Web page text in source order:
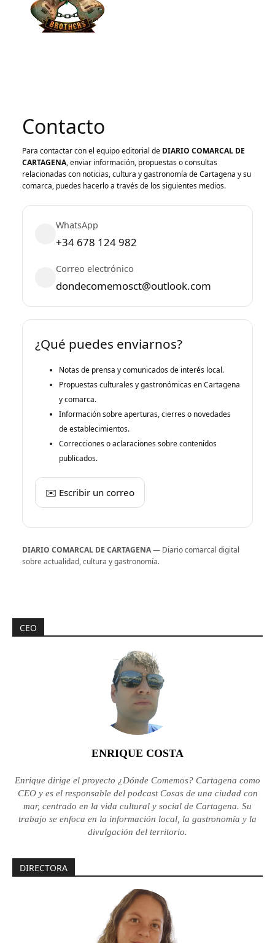
Contacto
Para contactar con el equipo editorial de DIARIO COMARCAL DE
CARTAGENA, enviar información, propuestas o consultas
relacionadas con noticias, cultura y gastronomía de Cartagena y su
comarca, puedes hacerlo a través de los siguientes medios.
WhatsApp
+34 678 124 982
Correo electrónico
dondecomemosct@outlook.com
¿Qué puedes enviarnos?
Notas de prensa y comunicados de interés local.
Propuestas culturales y gastronómicas en Cartagena
y comarca.
Información sobre aperturas, cierres o novedades
de establecimientos.
Correcciones o aclaraciones sobre contenidos
publicados.
✉️ Escribir un correo
DIARIO COMARCAL DE CARTAGENA— Diario comarcal digital
sobre actualidad, cultura y gastronomía.
CEO
ENRIQUE COSTA
Enrique dirige el proyecto ¿Dónde Comemos? Cartagena como
CEO y es el responsable del podcast Cosas de una ciudad con
mar, centrado en la vida cultural y social de Cartagena. Su
trabajo se enfoca en la información local, la gastronomía y la
divulgación del territorio.
DIRECTORA